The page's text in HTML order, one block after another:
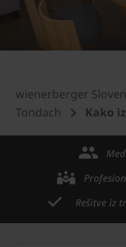
wienerberger
Tondach
Kako
Rešitve iz